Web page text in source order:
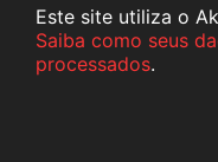
Este site utiliza o
Saiba como seus
processados.